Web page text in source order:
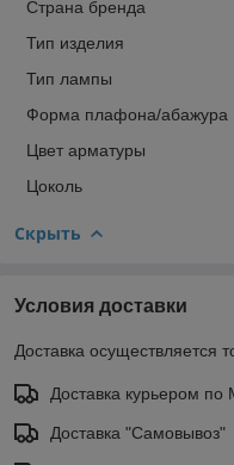
Страна бренда
Тип изделия
Тип лампы
Форма плафона/абажура
Цвет арматуры
Цоколь
Скрыть
Условия доставки
Доставка осуществляется
Доставка курьером по
Доставка "Самовывоз"